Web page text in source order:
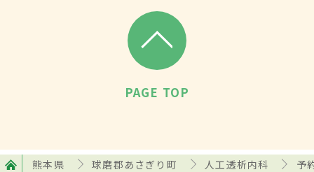
PAGE TOP
熊本県 球磨郡あさぎり町 人工透析内科 予